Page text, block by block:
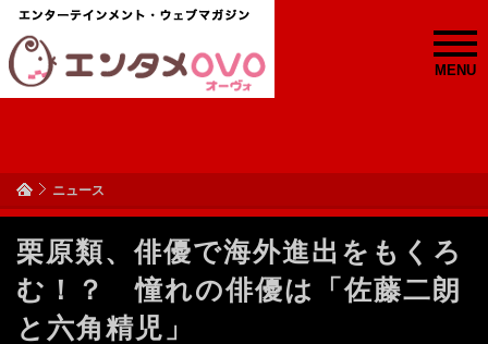
MENU
ニュース
栗原類、俳優で海外進出をもくろ
む！？ 憧れの俳優は「佐藤二朗
と六角精児」